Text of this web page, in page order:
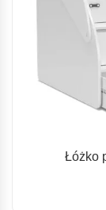
Łóżko